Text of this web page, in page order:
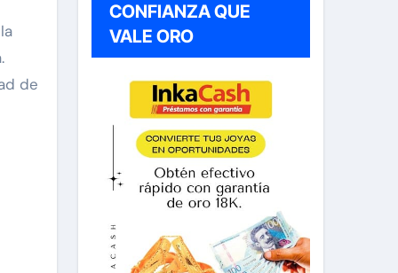
de
CONFIANZA QUE
VALE ORO